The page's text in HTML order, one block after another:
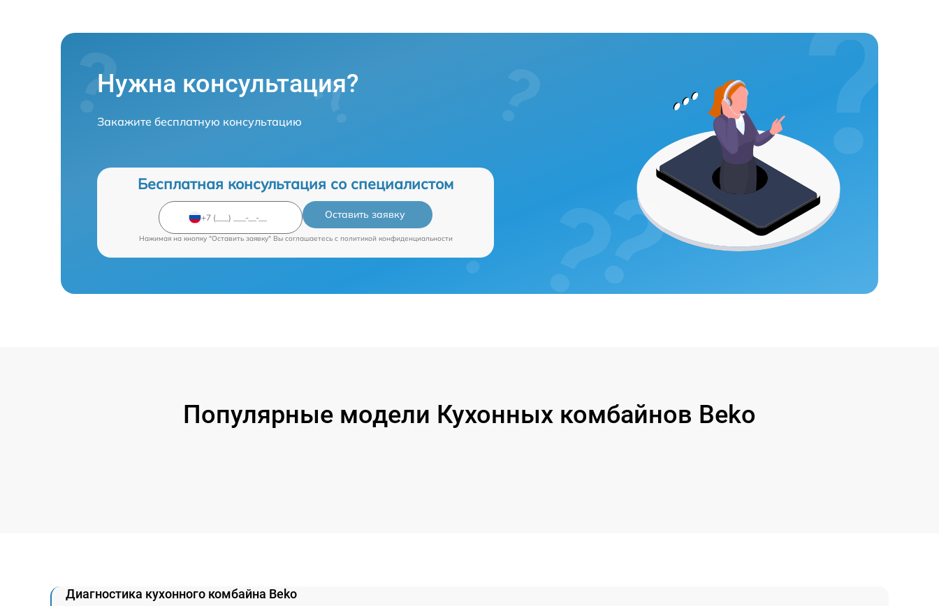
Нужна консультация?
Закажите бесплатную консультацию
Бесплатная консультация со специалистом
Оставить заявку
Нажимая на кнопку "Оставить заявку" Вы соглашаетесь c политикой конфиденциальности
Популярные модели Кухонных комбайнов Beko
Диагностика кухонного комбайна Beko